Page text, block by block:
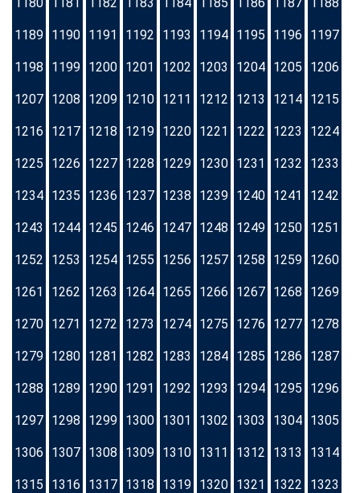
1189 1190 1191 1192 1193 1194 1195 1196 1197
1198 1199 1200 1201 1202 1203 1204 1205 1206
1207 1208 1209 1210 1211 1212 1213 1214 1215
1216 1217 1218 1219 1220 1221 1222 1223 1224
1225 1226 1227 1228 1229 1230 1231 1232 1233
1234 1235 1236 1237 1238 1239 1240 1241 1242
1243 1244 1245 1246 1247 1248 1249 1250 1251
1252 1253 1254 1255 1256 1257 1258 1259 1260
1261 1262 1263 1264 1265 1266 1267 1268 1269
1270 1271 1272 1273 1274 1275 1276 1277 1278
1279 1280 1281 1282 1283 1284 1285 1286 1287
1288 1289 1290 1291 1292 1293 1294 1295 1296
1297 1298 1299 1300 1301 1302 1303 1304 1305
1306 1307 1308 1309 1310 1311 1312 1313 1314
1315 1316 1317 1318 1319 1320 1321 1322 1323